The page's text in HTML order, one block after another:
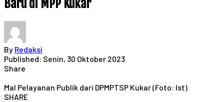
Baru di MPP Kukar
By Redaksi
Published: Senin, 30 Oktober 2023
Share
Mal Pelayanan Publik dari DPMPTSP Kukar (Foto: Ist)
SHARE